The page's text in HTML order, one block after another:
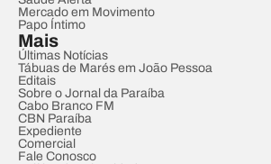
Mercado em Movimento
Papo Íntimo
Mais
Últimas Notícias
Tábuas de Marés em João Pessoa
Editais
Sobre o Jornal da Paraíba
Cabo Branco FM
CBN Paraíba
Expediente
Comercial
Fale Conosco